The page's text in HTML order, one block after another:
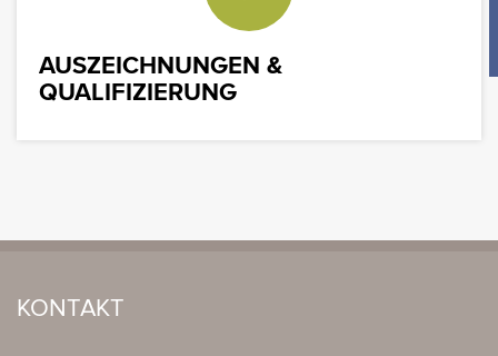
AUSZEICHNUNGEN &
QUALIFIZIERUNG
KONTAKT